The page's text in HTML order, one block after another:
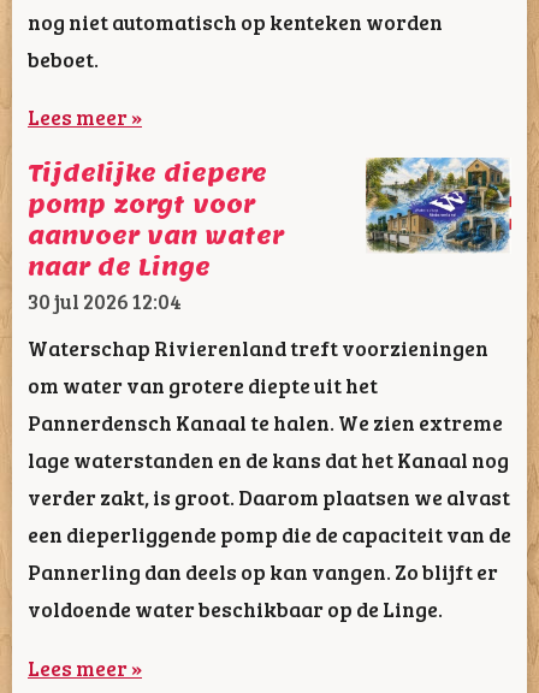
nog niet automatisch op kenteken worden
beboet.
Lees meer »
Tijdelijke diepere
pomp zorgt voor
aanvoer van water
naar de Linge
30 jul 202612:04
Waterschap Rivierenland treft voorzieningen
om water van grotere diepte uit het
Pannerdensch Kanaal te halen. We zien extreme
lage waterstanden en de kans dat het Kanaal nog
verder zakt, is groot. Daarom plaatsen we alvast
een dieperliggende pomp die de capaciteit van de
Pannerling dan deels op kan vangen. Zo blijft er
voldoende water beschikbaar op de Linge.
Lees meer »